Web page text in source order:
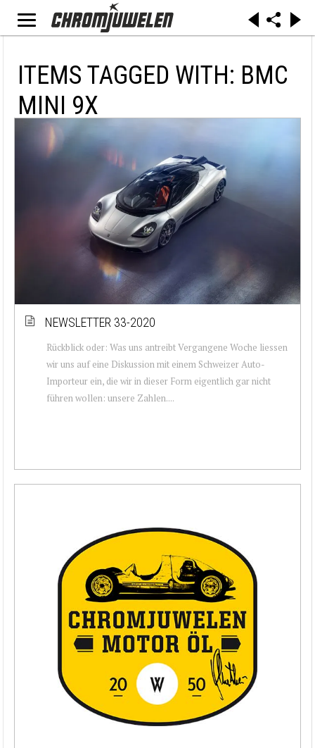
ITEMS TAGGED WITH: BMC
MINI 9X
NEWSLETTER 33-2020
Rückblick oder: Was uns antreibt Vergangene Woche liessen
wir uns auf eine Diskussion mit einem Schweizer Auto-
Importeur ein, die wir in dieser Form eigentlich gar nicht
führen wollen: unsere Zahlen....